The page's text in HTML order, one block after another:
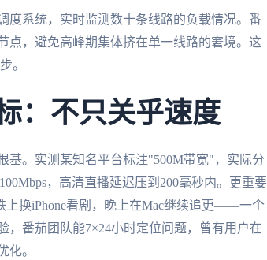
度系统，实时监测数十条线路的负载情况。番
点，避免高峰期集体挤在单一线路的窘境。这
。
：不只关乎速度
基。实测某知名平台标注"500M带宽"，实际分
，高清直播延迟压到200毫秒内。更重要
上换iPhone看剧，晚上在Mac继续追更——一个
番茄团队能7×24小时定位问题，曾有用户在
化。